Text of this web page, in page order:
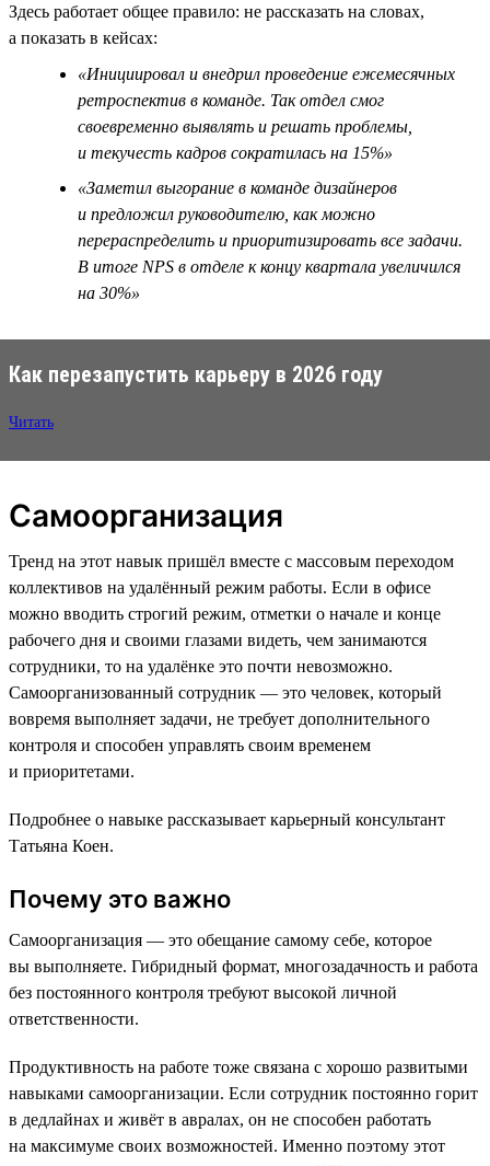
Здесь работает общее правило: не рассказать на словах,
а показать в кейсах:
«Инициировал и внедрил проведение ежемесячных
ретроспектив в команде. Так отдел смог
своевременно выявлять и решать проблемы,
и текучесть кадров сократилась на 15%»
«Заметил выгорание в команде дизайнеров
и предложил руководителю, как можно
перераспределить и приоритизировать все задачи.
В итоге NPS в отделе к концу квартала увеличился
на 30%»
Как перезапустить карьеру в 2026 году
Читать
Самоорганизация
Тренд на этот навык пришёл вместе с массовым переходом
коллективов на удалённый режим работы. Если в офисе
можно вводить строгий режим, отметки о начале и конце
рабочего дня и своими глазами видеть, чем занимаются
сотрудники, то на удалёнке это почти невозможно.
Самоорганизованный сотрудник — это человек, который
вовремя выполняет задачи, не требует дополнительного
контроля и способен управлять своим временем
и приоритетами.
Подробнее о навыке рассказывает карьерный консультант
Татьяна Коен.
Почему это важно
Самоорганизация — это обещание самому себе, которое
вы выполняете. Гибридный формат, многозадачность и работа
без постоянного контроля требуют высокой личной
ответственности.
Продуктивность на работе тоже связана с хорошо развитыми
навыками самоорганизации. Если сотрудник постоянно горит
в дедлайнах и живёт в авралах, он не способен работать
на максимуме своих возможностей. Именно поэтому этот